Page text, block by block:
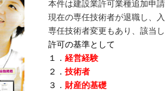
本件は建設業許可業種追加申請
現在の専任技術者が退職し、
専任技術者変更もあり、該当
許可の基準として
１． 経営経験
２． 技術者
３． 財産的基礎